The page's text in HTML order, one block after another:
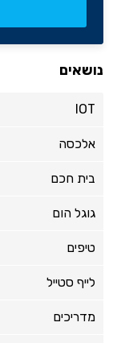
נושאים
IOT
אלכסה
בית חכם
גוגל הום
טיפים
לייף סטייל
מדריכים